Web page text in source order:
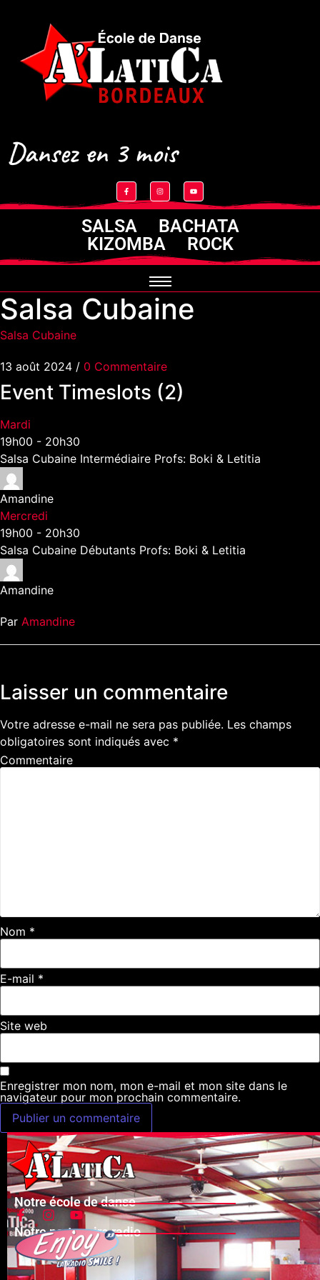
Dansez en 3 mois
SALSA BACHATA
KIZOMBA ROCK
Salsa Cubaine
Salsa Cubaine
13 août 2024 / 0 Commentaire
Event Timeslots (2)
Mardi
19h00 - 20h30
Salsa Cubaine Intermédiaire Profs: Boki & Letitia
Amandine
Mercredi
19h00 - 20h30
Salsa Cubaine Débutants Profs: Boki & Letitia
Amandine
Par Amandine
Laisser un commentaire
Votre adresse e-mail ne sera pas publiée. Les champs
obligatoires sont indiqués avec *
Commentaire
Nom *
E-mail *
Site web
Enregistrer mon nom, mon e-mail et mon site dans le
navigateur pour mon prochain commentaire.
Notre école de danse
Notre partenaire radio